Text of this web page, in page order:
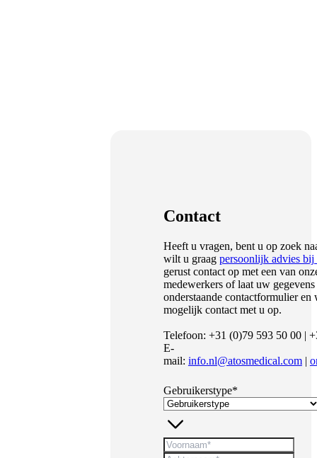
Contact
Heeft u vragen, bent u op zoek
wilt u graag persoonlijk advies bij
gerust contact op met een van
medewerkers of laat uw
onderstaande contactformulier en
mogelijk contact met u op.
Telefoon: +31 (0)79 593 50 00 |
E-
mail: info.nl@atosmedical.com|
Gebruikerstype*